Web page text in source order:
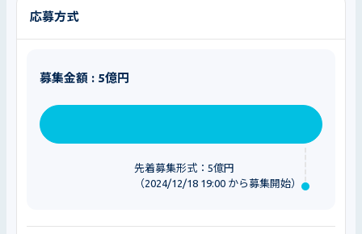
応募方式
募集金額 : 5億円
先着募集形式：5億円
（2024/12/18 19:00 から募集開始）